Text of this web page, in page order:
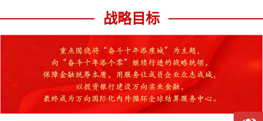
战略目标